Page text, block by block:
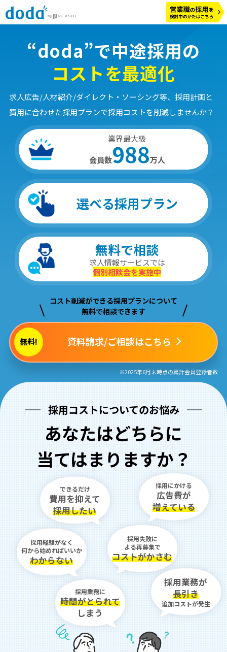
“doda”で中途採用の
コストを最適化
求人広告/人材紹介/ダイレクト・ソーシング等、採用計画と
費用に合わせた採用プランで採用コストを削減しませんか？
業界最大級
会員数988万人
選べる採用プラン
無料で相談
求人情報サービスでは
個別相談会を実施中
コスト削減ができる採用プランについて
無料で相談できます
無料! 資料請求/ご相談はこちら
※2025年6月末時点の累計会員登録者数
採用コストについてのお悩み
あなたはどちらに
当てはまりますか？
採用業務に
時間がとられて
しまう
採用経験がなく
何から始めればいいか
わからない
できるだけ
費用を抑えて
採用したい
採用にかける
広告費が
増えている
採用失敗に
よる再募集で
コストがかさむ
採用業務が
長引き
追加コストが発生